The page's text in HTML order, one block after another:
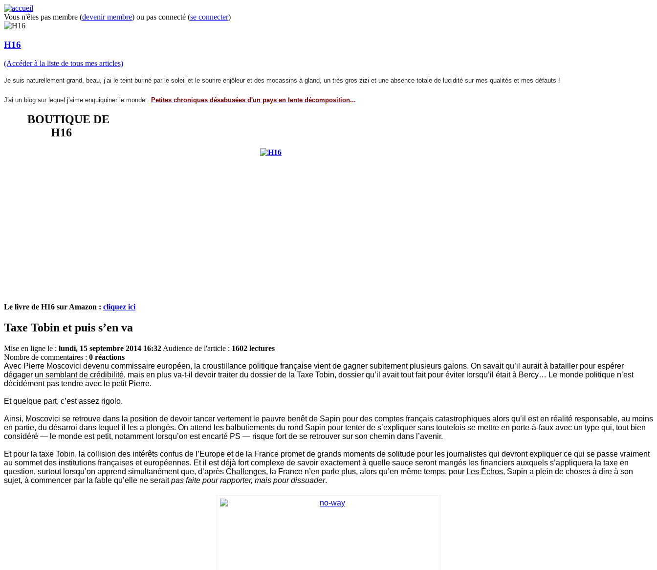
Vous n'êtes pas membre (devenir membre) ou pas connecté (se connecter)
H16
(Accéder à la liste de tous mes articles)
Je suis naturellement grand, beau, j’ai le teint buriné par le soleil et le sourire enjôleur et des mocassins à gland, un très gros zizi et une absence totale de lucidité sur mes qualités et mes défauts !
J'ai un blog sur lequel j'aime enquiquiner le monde : Petites chroniques désabusées d'un pays en lente décomposition...
BOUTIQUE DE
H16
Le livre de H16 sur Amazon : cliquez ici
Taxe Tobin et puis s’en va
Mise en ligne le : lundi, 15 septembre 2014 16:32 Audience de l'article : 1602 lectures
Nombre de commentaires : 0 réactions
Avec Pierre Moscovici devenu commissaire européen, la croustillance politique française vient de gagner subitement plusieurs galons. On savait qu’il aurait à batailler pour espérer
dégager un semblant de crédibilité, mais en plus va-t-il devoir traiter du dossier de la Taxe Tobin, dossier qu’il avait tout fait pour éviter lorsqu’il était à Bercy… Le monde politique n’est
décidément pas tendre avec le petit Pierre.
Et quelque part, c’est assez rigolo.
Ainsi, Moscovici se retrouve dans la position de devoir tancer vertement le pauvre benêt de Sapin pour des comptes français catastrophiques alors qu’il est en réalité responsable, au moins
en partie, du désarroi dans lequel il les a plongés. On attend les balbutiements du rond Sapin pour tenter de s’expliquer sans toutefois se mettre en porte-à-faux avec un type qui, tout bien
considéré — le monde est petit, notamment lorsqu’on est encarté PS — risque fort de se retrouver sur son chemin dans l’avenir.
Et pour la taxe Tobin, la collision des intérêts confus de l’Europe et de la France promet de grands moments de solitude pour les journalistes qui devront expliquer ce qui se passe vraiment
au sommet des institutions françaises et européennes. Et il est déjà fort complexe de savoir exactement à quelle sauce seront mangés les financiers auxquels s’appliquera la taxe en
question, surtout lorsqu’on apprend simultanément que, d’après Challenges, la France n’en parle plus, alors qu’en même temps, pour Les Échos, Sapin a plein de choses à dire à son
sujet, à commencer par la fable qu’elle ne seraitpas faite pour rapporter, mais pour dissuader.